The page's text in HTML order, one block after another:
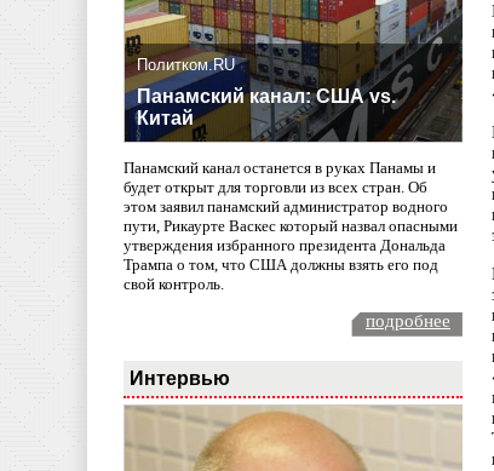
Политком.RU
Панамский канал: США vs.
Китай
Панамский канал останется в руках Панамы и
будет открыт для торговли из всех стран. Об
этом заявил панамский администратор водного
пути, Рикаурте Васкес который назвал опасными
утверждения избранного президента Дональда
Трампа о том, что США должны взять его под
свой контроль.
подробнее
Интервью